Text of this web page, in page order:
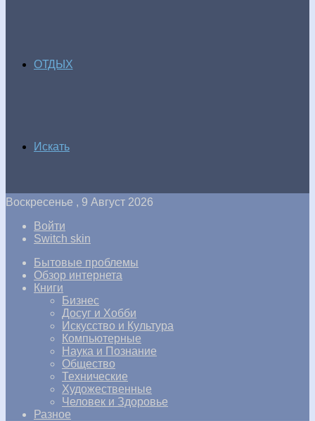
ОТДЫХ
Искать
Воскресенье , 9 Август 2026
Войти
Switch skin
Бытовые проблемы
Обзор интернета
Книги
Бизнес
Досуг и Хобби
Искусство и Культура
Компьютерные
Наука и Познание
Общество
Технические
Художественные
Человек и Здоровье
Разное